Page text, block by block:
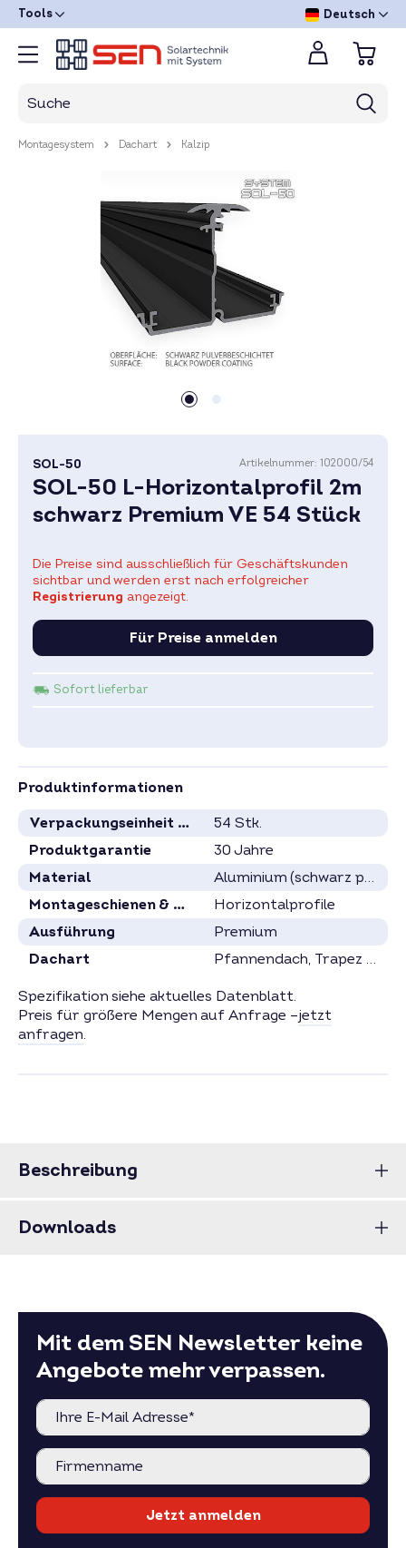
Tools Deutsch
Montagesystem Dachart Kalzip
SOL-50 Artikelnummer: 102000/54
SOL-50 L-Horizontalprofil 2m
schwarz Premium VE 54 Stück
Die Preise sind ausschließlich für Geschäftskunden
sichtbar und werden erst nach erfolgreicher
Registrierung angezeigt.
Für Preise anmelden
Sofort lieferbar
Produktinformationen
Verpackungseinheit in Stück
54 Stk.
Produktgarantie
30 Jahre
Material
Aluminium (schwarz pulverbeschichtet)
Montageschienen & Profile
Horizontalprofile
Ausführung
Premium
Dachart
Pfannendach, Trapez direkt
Spezifikation siehe aktuelles Datenblatt.
Preis für größere Mengen auf Anfrage –jetzt
anfragen.
Beschreibung
Downloads
Mit dem SEN Newsletter keine
Angebote mehr verpassen.
Jetzt anmelden